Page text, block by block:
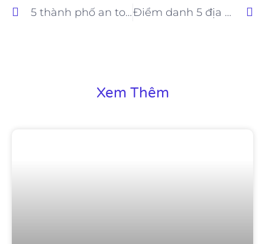
5 thành phố an toàn nhất thế giới để du lịch sau đại dịch Điểm danh 5 địa điểm có cầu thang giống trong Squid Game
Xem Thêm